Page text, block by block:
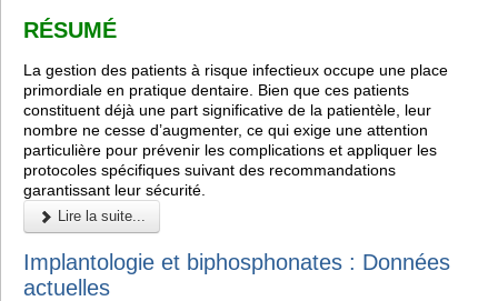
RÉSUMÉ
La gestion des patients à risque infectieux occupe une place
primordiale en pratique dentaire. Bien que ces patients
constituent déjà une part significative de la patientèle, leur
nombre ne cesse d’augmenter, ce qui exige une attention
particulière pour prévenir les complications et appliquer les
protocoles spécifiques suivant des recommandations
garantissant leur sécurité.
Lire la suite...
Implantologie et biphosphonates : Données
actuelles